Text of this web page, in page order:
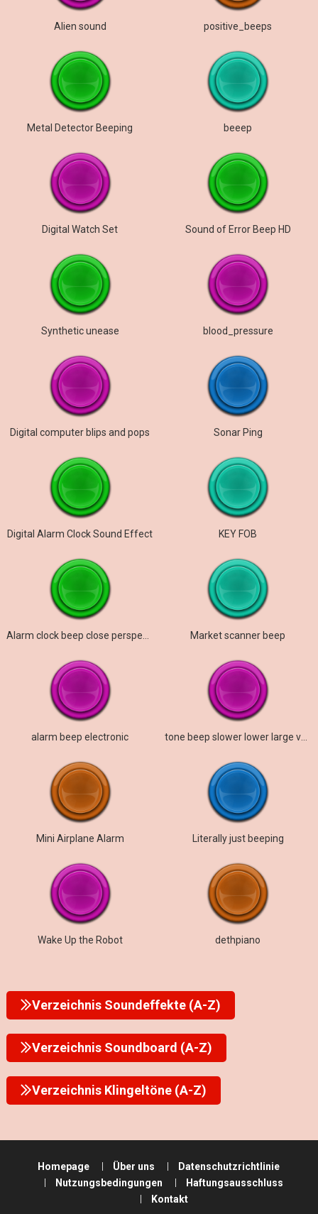
Alien sound positive_beeps
Metal Detector Beeping beeep
Digital Watch Set Sound of Error Beep HD
Synthetic unease blood_pressure
Digital computer blips and pops Sonar Ping
Digital Alarm Clock Sound Effect KEY FOB
Market scanner beep
alarm beep electronic tone beep slower lower large verb
Mini Airplane Alarm Literally just beeping
Wake Up the Robot dethpiano
Verzeichnis Soundeffekte (A-Z)
Verzeichnis Soundboard (A-Z)
Verzeichnis Klingeltöne (A-Z)
Homepage Über uns
Datenschutzrichtlinie
Nutzungsbedingungen
Haftungsausschluss
Kontakt